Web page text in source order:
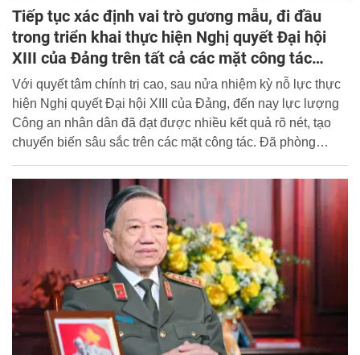
Tiếp tục xác định vai trò gương mẫu, đi đầu
trong triển khai thực hiện Nghị quyết Đại hội
XIII của Đảng trên tất cả các mặt công tác
công an
Với quyết tâm chính trị cao, sau nửa nhiệm kỳ nỗ lực thực
hiện Nghị quyết Đại hội XIII của Đảng, đến nay lực lượng
Công an nhân dân đã đạt được nhiều kết quả rõ nét, tạo
chuyển biến sâu sắc trên các mặt công tác. Đã phòng
bảo vệ vững chắc an ninh quốc gia; liên tục kéo giảm các
vấn đề tiềm ẩn phức tạp về an ninh, tội phạm; hoàn thành
xuất sắc, đạt và vượt các mục tiêu, chỉ tiêu, nhiệm vụ, theo
đúng lộ trình, toàn diện trên các mặt công tác.